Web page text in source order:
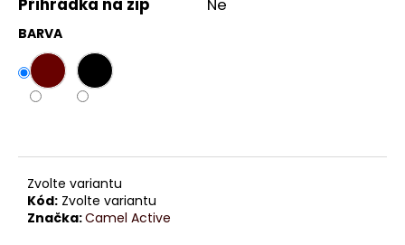
BARVA
Zvolte variantu
Kód: Zvolte variantu
Značka:Camel Active
e